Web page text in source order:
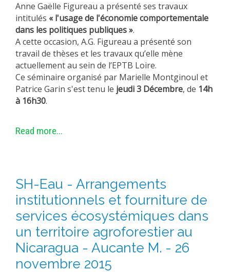
SOFTWARE
PUBLICATIONS SUR HAL
THESES
WORKING PAPERS
THEMATIC NOTES
Anne Gaëlle Figureau a présenté ses travaux
intitulés « l'usage de l'économie comportementale
dans les politiques publiques ».
A cette occasion, A.G. Figureau a présenté son
travail de thèses et les travaux qu’elle mène
actuellement au sein de l’EPTB Loire.
Ce séminaire organisé par Marielle Montginoul et
Patrice Garin s'est tenu le jeudi 3 Décembre, de 14h
à 16h30.
Read more...
SH-Eau - Arrangements
institutionnels et fourniture de
services écosystémiques dans
un territoire agroforestier au
Nicaragua - Aucante M. - 26
novembre 2015